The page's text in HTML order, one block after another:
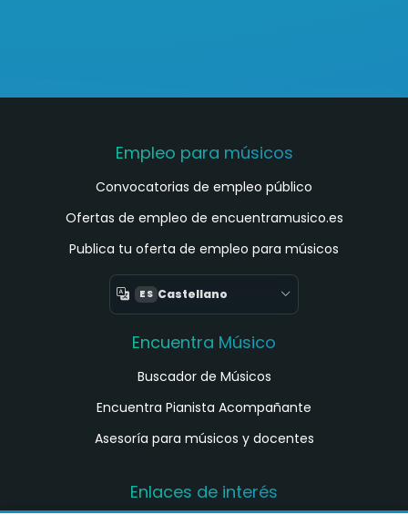
Empleo para músicos
Convocatorias de empleo público
Ofertas de empleo de encuentramusico.es
Publica tu oferta de empleo para músicos
ES Castellano
Encuentra Músico
Buscador de Músicos
Encuentra Pianista Acompañante
Asesoría para músicos y docentes
Enlaces de interés